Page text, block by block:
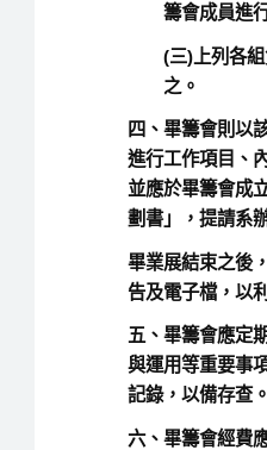
籌會成員進
(三)上列各
之。
四、畢籌會則以
進行工作項目、
並應於畢籌會成
劃書」，提請系
畢業展結束之後
告及電子檔，以
五、畢籌會應定
與運用等重要事
記錄，以備存查。
六、畢籌會經費